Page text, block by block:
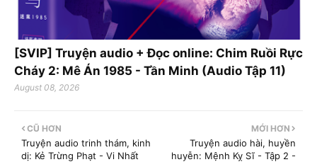
[SVIP] Truyện audio + Đọc online: Chim Ruồi Rực
Cháy 2: Mê Án 1985 - Tần Minh (Audio Tập 11)
August 08, 2026
MỚI HƠN
Truyện audio hài, huyền
huyễn: Mệnh Kỵ Sĩ - Tập 2 -
CŨ HƠN
Truyện audio trinh thám, kinh
dị: Kẻ Trừng Phạt - Vi Nhất